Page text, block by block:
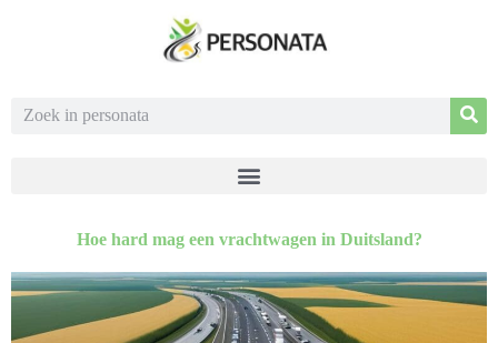
Hoe hard mag een vrachtwagen in Duitsland?